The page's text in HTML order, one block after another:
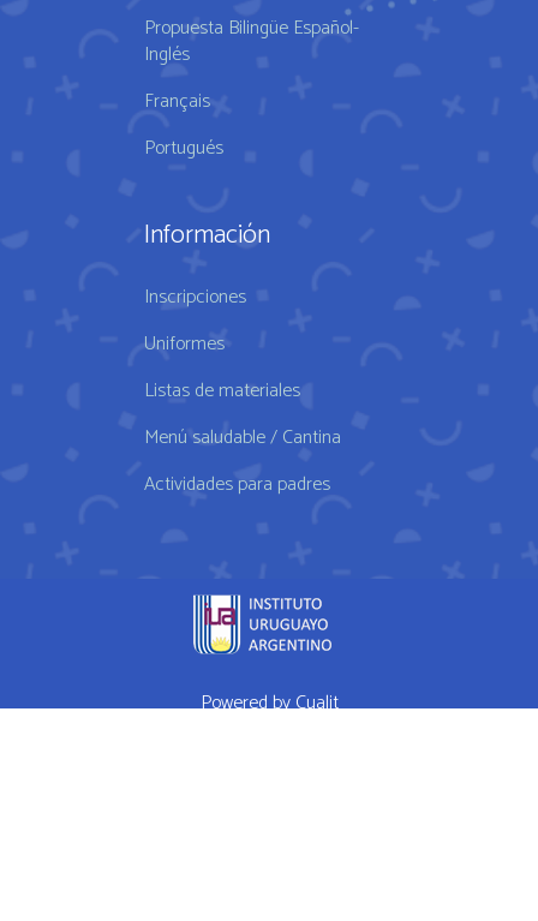
Propuesta Bilingüe Español-
Inglés
Français
Portugués
Información
Inscripciones
Uniformes
Listas de materiales
Menú saludable / Cantina
Actividades para padres
Powered byCualit